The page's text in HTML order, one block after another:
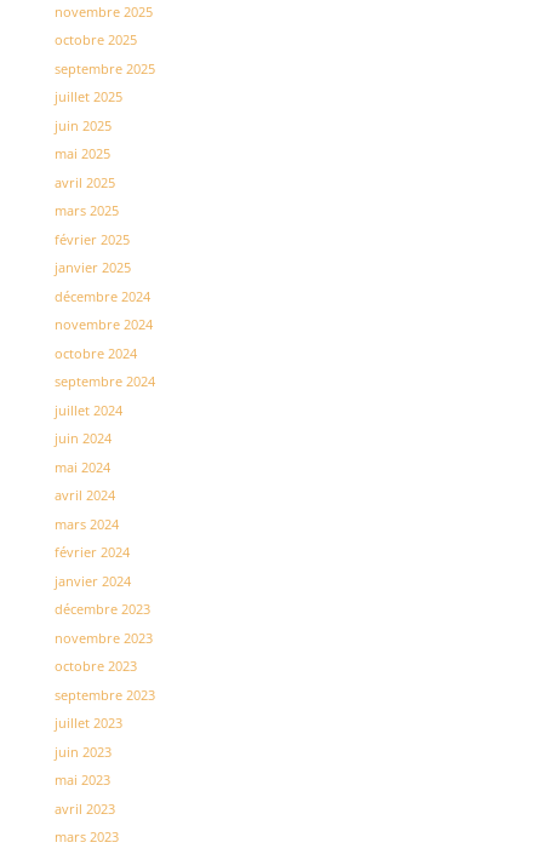
novembre 2025
octobre 2025
septembre 2025
juillet 2025
juin 2025
mai 2025
avril 2025
mars 2025
février 2025
janvier 2025
décembre 2024
novembre 2024
octobre 2024
septembre 2024
juillet 2024
juin 2024
mai 2024
avril 2024
mars 2024
février 2024
janvier 2024
décembre 2023
novembre 2023
octobre 2023
septembre 2023
juillet 2023
juin 2023
mai 2023
avril 2023
mars 2023